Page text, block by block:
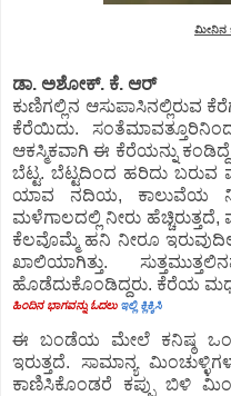
ಮೀನಿನ
ಡಾ. ಅಶೋಕ್.‌ ಕೆ. ಆರ್
ಕುಣಿಗಲ್ಲಿನ ಆಸುಪಾಸಿನಲ್ಲಿರುವ
ಕೆರೆಯಿದು.
ಆಕಸ್ಮಿಕವಾಗಿ ಈ ಕೆರೆಯನ್ನು
ಬೆಟ್ಟ. ಬೆಟ್ಟದಿಂದ ಹರಿದು ಬರುವ
ಯಾವ ನದಿಯ, ಕಾಲುವೆಯ
ಮಳೆಗಾಲದಲ್ಲಿ ನೀರು
ಕೆಲವೊಮ್ಮೆ ಹನಿ ನೀರೂ
ಖಾಲಿಯಾಗಿತ್ತು.
ಹೊಡೆದುಕೊಂಡಿದ್ದರು. ಕೆರೆಯ
ಹಿಂದಿನ ಭಾಗವನ್ನು ಓದಲು ಇಲ್ಲಿ ಕ್ಲಿಕ್ಕಿಸಿ
ಈ ಬಂಡೆಯ ಮೇಲೆ ಕನಿಷ್ಠ
ಇರುತ್ತದೆ. ಸಾಮಾನ್ಯ
ಕಾಣಿಸಿಕೊಂಡರೆ ಕಪ್ಪು ಬಿಳಿ